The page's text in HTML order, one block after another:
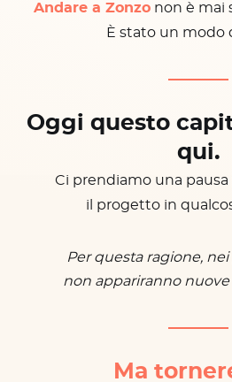
Andare a Zonzonon è mai
È stato un modo
Oggi questo
qui.
Ci prendiamo una
il progetto in
Per questa ragione,
non appariranno nuove
Ma